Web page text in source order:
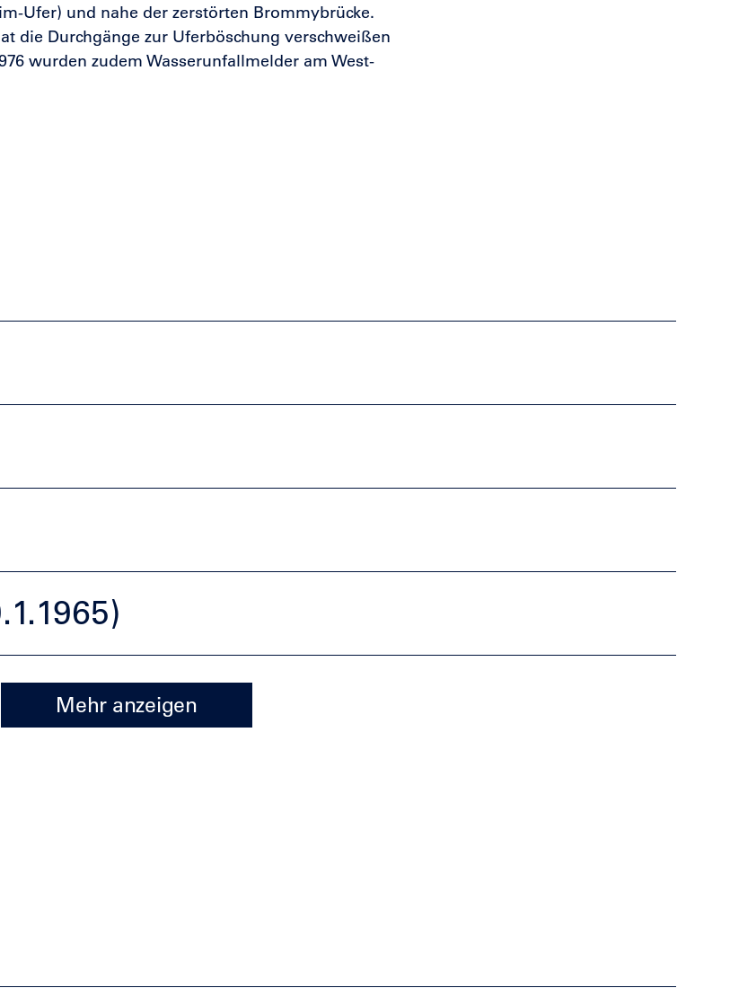
Ufer) und nahe der zerstörten Brommybrücke.
die Durchgänge zur Uferböschung verschweißen
wurden zudem Wasserunfallmelder am West-
Mehr anzeigen